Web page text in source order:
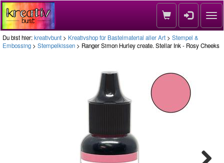
Du bist hier:kreativbunt > Kreativshop für Bastelmaterial aller Art > Stempel &
Embossing > Stempelkissen > Ranger Simon Hurley create. Stellar Ink - Rosy Cheeks